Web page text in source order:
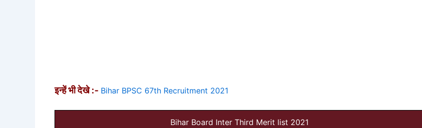
इन्हें भी देखे :- Bihar BPSC 67th Recruitment 2021
Bihar Board Inter Third Merit list 2021